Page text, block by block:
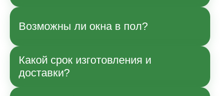
Да, по согласованию с менеджером
возможны изменения габаритов в рамках
параметры и влияние на стоимость
уточняйте при заказе.
Возможны ли окна в пол?
Да, возможно.
Какой срок изготовления и
доставки?